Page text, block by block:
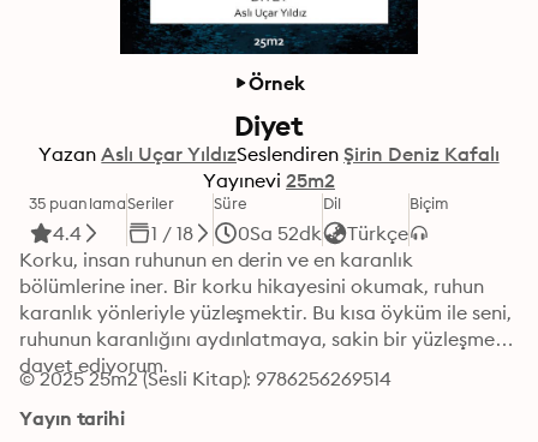
Örnek
Diyet
Yazan Aslı Uçar YıldızSeslendiren Şirin Deniz Kafalı
Yayınevi 25m2
35 puanlama
4.4
Seriler
1 / 18
Süre
0Sa 52dk
Dil
Türkçe
Biçim
Korku, insan ruhunun en derin ve en karanlık
bölümlerine iner. Bir korku hikayesini okumak, ruhun
karanlık yönleriyle yüzleşmektir. Bu kısa öyküm ile seni,
ruhunun karanlığını aydınlatmaya, sakin bir yüzleşmeye
davet ediyorum.
© 2025 25m2 (Sesli Kitap): 9786256269514
Yayın tarihi